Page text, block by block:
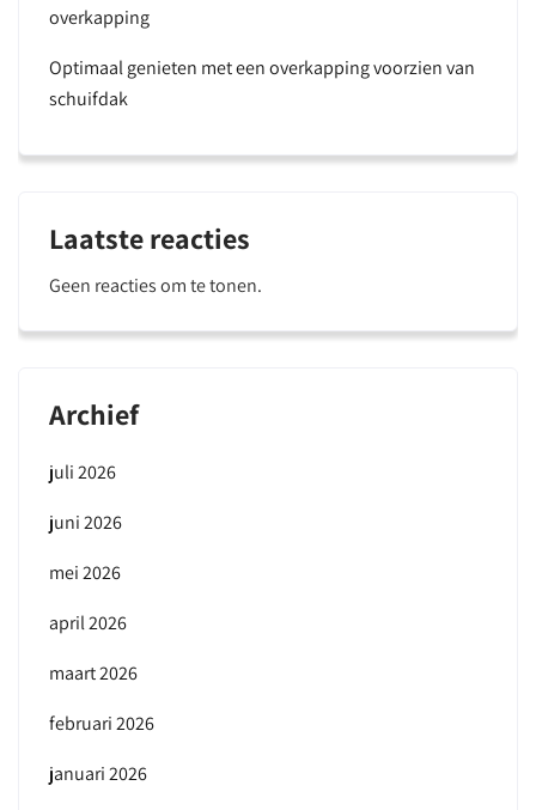
overkapping
Optimaal genieten met een overkapping voorzien van
schuifdak
Laatste reacties
Geen reacties om te tonen.
Archief
juli 2026
juni 2026
mei 2026
april 2026
maart 2026
februari 2026
januari 2026